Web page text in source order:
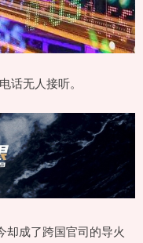
话无人接听。
却成了跨国官司的导火